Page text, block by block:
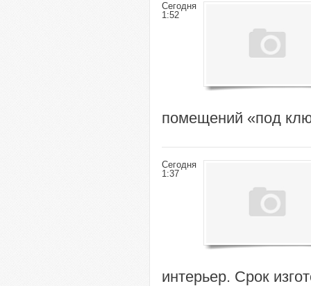
Сегодня
1:52
помещений «под
Сегодня
1:37
интерьер. Срок